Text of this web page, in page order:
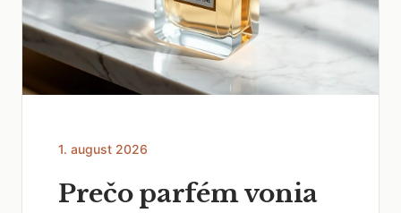
1. august 2026
Prečo parfém vonia